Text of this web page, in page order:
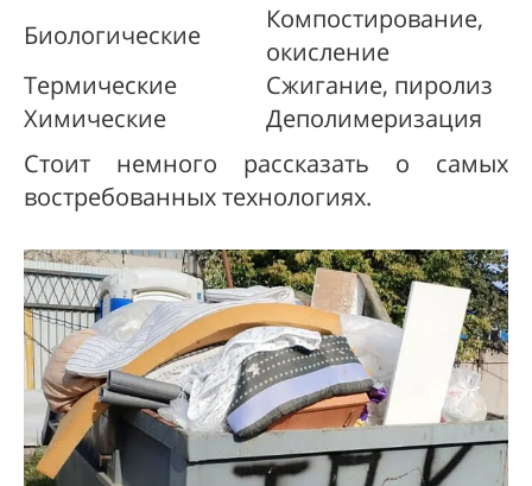
Биологические
Компостирование,
окисление
Термические
Сжигание, пиролиз
Химические
Деполимеризация
Стоит немного рассказать о самых
востребованных технологиях.